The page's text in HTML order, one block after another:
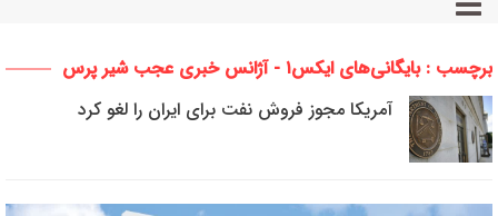
برچسب : بایگانی‌های ایکس۱ - آژانس خبری عجب شیر پرس
آمریکا مجوز فروش نفت برای ایران را لغو کرد